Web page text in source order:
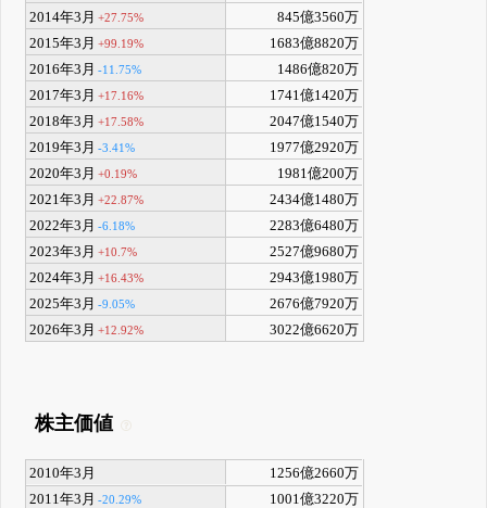
2014年3月 +27.75%
845億3560万
2015年3月 +99.19%
1683億8820万
2016年3月 -11.75%
1486億820万
2017年3月 +17.16%
1741億1420万
2018年3月 +17.58%
2047億1540万
2019年3月 -3.41%
1977億2920万
2020年3月 +0.19%
1981億200万
2021年3月 +22.87%
2434億1480万
2022年3月 -6.18%
2283億6480万
2023年3月 +10.7%
2527億9680万
2024年3月 +16.43%
2943億1980万
2025年3月 -9.05%
2676億7920万
2026年3月 +12.92% 3022億6620万
株主価値
2010年3月
1256億2660万
2011年3月 -20.29%
1001億3220万